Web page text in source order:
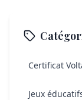
Certificat
Jeux